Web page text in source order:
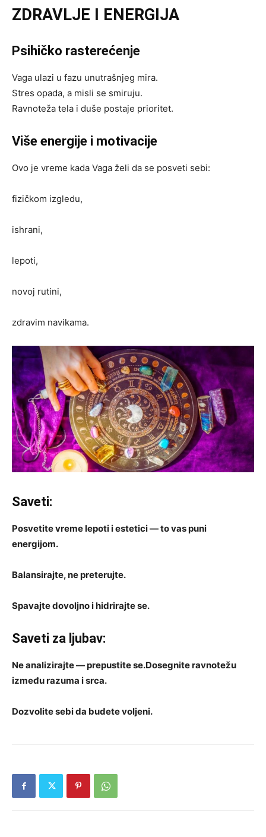
ZDRAVLJE I ENERGIJA
Psihičko rasterećenje
Vaga ulazi u fazu unutrašnjeg mira.
Stres opada, a misli se smiruju.
Ravnoteža tela i duše postaje prioritet.
Više energije i motivacije
Ovo je vreme kada Vaga želi da se posveti sebi:
fizičkom izgledu,
ishrani,
lepoti,
novoj rutini,
zdravim navikama.
Saveti:
Posvetite vreme lepoti i estetici — to vas puni
energijom.
Balansirajte, ne preterujte.
Spavajte dovoljno i hidrirajte se.
Saveti za ljubav:
Ne analizirajte — prepustite se.Dosegnite ravnotežu
između razuma i srca.
Dozvolite sebi da budete voljeni.